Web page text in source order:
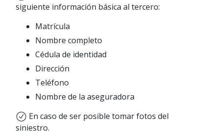
siguiente información básica al tercero:
Matrícula
Nombre completo
Cédula de identidad
Dirección
Teléfono
Nombre de la aseguradora
En caso de ser posible tomar fotos del
siniestro.